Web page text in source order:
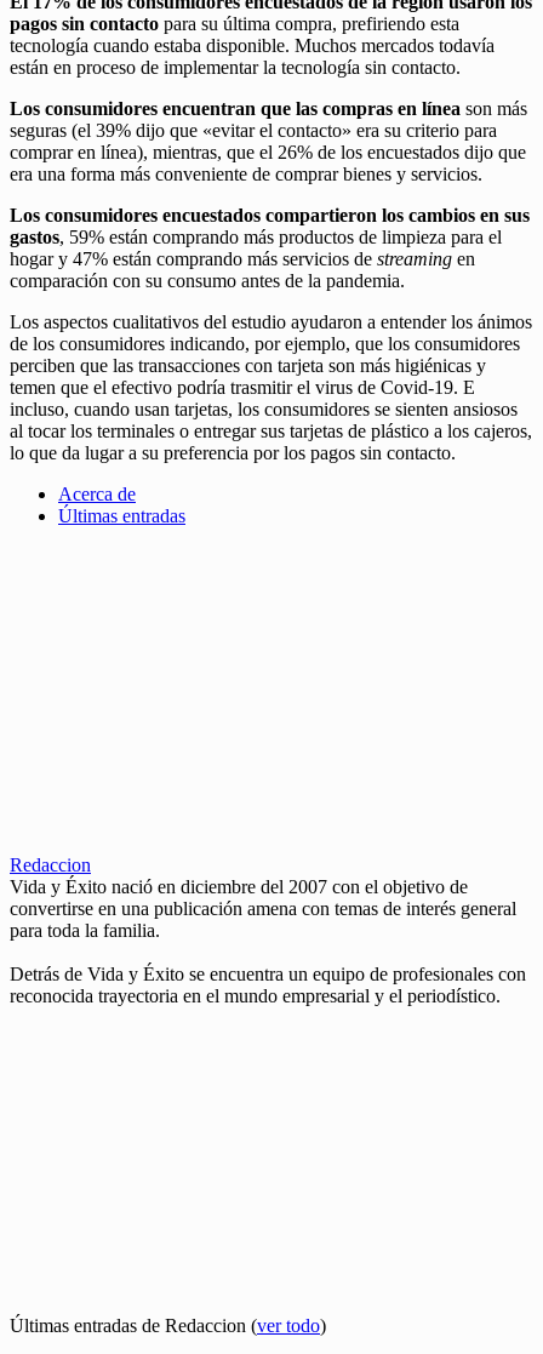
pagos sin contacto para su última compra, prefiriendo esta
tecnología cuando estaba disponible. Muchos mercados todavía
están en proceso de implementar la tecnología sin contacto.
Los consumidores encuentran que las compras en línea son más
seguras (el 39% dijo que «evitar el contacto» era su criterio para
comprar en línea), mientras, que el 26% de los encuestados dijo que
era una forma más conveniente de comprar bienes y servicios.
Los consumidores encuestados compartieron los cambios en sus
gastos, 59% están comprando más productos de limpieza para el
hogar y 47% están comprando más servicios de streaming en
comparación con su consumo antes de la pandemia.
Los aspectos cualitativos del estudio ayudaron a entender los ánimos
de los consumidores indicando, por ejemplo, que los consumidores
perciben que las transacciones con tarjeta son más higiénicas y
temen que el efectivo podría trasmitir el virus de Covid-19. E
incluso, cuando usan tarjetas, los consumidores se sienten ansiosos
al tocar los terminales o entregar sus tarjetas de plástico a los cajeros,
lo que da lugar a su preferencia por los pagos sin contacto.
Acerca de
Últimas entradas
Redaccion
Vida y Éxito nació en diciembre del 2007 con el objetivo de
convertirse en una publicación amena con temas de interés general
para toda la familia.
Detrás de Vida y Éxito se encuentra un equipo de profesionales con
reconocida trayectoria en el mundo empresarial y el periodístico.
Últimas entradas de Redaccion (ver todo)